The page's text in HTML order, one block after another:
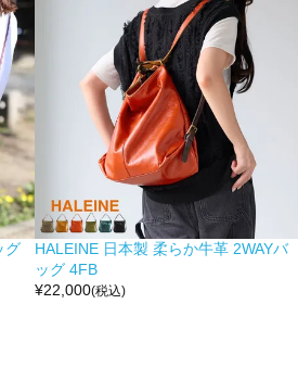
グ
HALEINE 日本製 柔らか牛革 2WAYバ
ッグ 4FB
¥22,000(税込)